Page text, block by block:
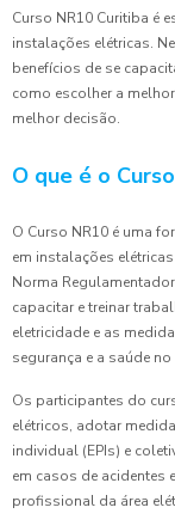
Curso NR10 Curitiba é
instalações elétricas.
benefícios de se
como escolher a
melhor decisão.
O que é o
O Curso NR10 é uma
em instalações
Norma
capacitar e treinar
eletricidade e as
segurança e a saúde
Os participantes do
elétricos, adotar
individual (EPIs) e
em casos de acidentes
profissional da área